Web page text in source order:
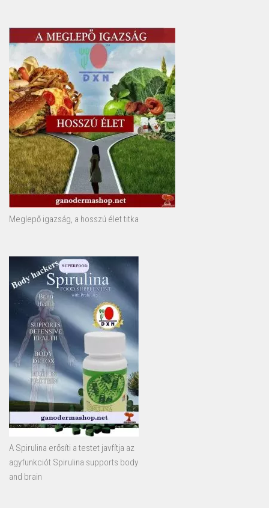
Meglepő igazság, a hosszú élet titka
A Spirulina erősíti a testet javfítja az
agyfunkciót Spirulina supports body
and brain